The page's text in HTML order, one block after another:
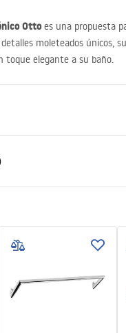
Ottoes una propuesta
moleteados únicos,
toque elegante a su baño.
Otto